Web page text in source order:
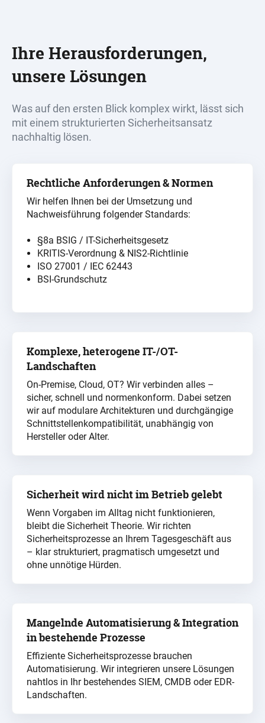
Ihre Herausforderungen,
unsere Lösungen
Was auf den ersten Blick komplex wirkt, lässt sich
mit einem strukturierten Sicherheitsansatz
nachhaltig lösen.
Rechtliche Anforderungen & Normen
Wir helfen Ihnen bei der Umsetzung und
Nachweisführung folgender Standards:
§8a BSIG / IT-Sicherheitsgesetz
KRITIS-Verordnung & NIS2-Richtlinie
ISO 27001 / IEC 62443
BSI-Grundschutz
Komplexe, heterogene IT-/OT-
Landschaften
On-Premise, Cloud, OT? Wir verbinden alles –
sicher, schnell und normenkonform. Dabei setzen
wir auf modulare Architekturen und durchgängige
Schnittstellenkompatibilität, unabhängig von
Hersteller oder Alter.
Sicherheit wird nicht im Betrieb gelebt
Wenn Vorgaben im Alltag nicht funktionieren,
bleibt die Sicherheit Theorie. Wir richten
Sicherheitsprozesse an Ihrem Tagesgeschäft aus
– klar strukturiert, pragmatisch umgesetzt und
ohne unnötige Hürden.
Mangelnde Automatisierung & Integration
in bestehende Prozesse
Effiziente Sicherheitsprozesse brauchen
Automatisierung. Wir integrieren unsere Lösungen
nahtlos in Ihr bestehendes SIEM, CMDB oder EDR-
Landschaften.